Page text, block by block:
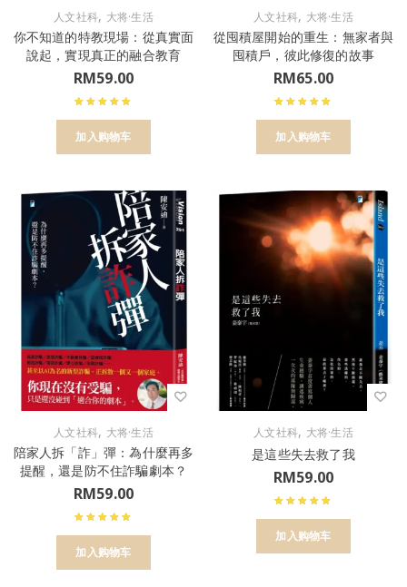
人文社科, 大将·生活
你不知道的特教現場：從真實面
說起，實現真正的融合教育
RM59.00
加入购物车
人文社科, 大将·生活
從囤積屋開始的重生：無家者與
囤積戶，彼此修復的故事
RM65.00
加入购物车
人文社科, 大将·生活
陪家人拆「詐」彈：為什麼再多
提醒，還是防不住詐騙劇本？
RM59.00
加入购物车
人文社科, 大将·生活
是這些失去救了我
RM59.00
加入购物车